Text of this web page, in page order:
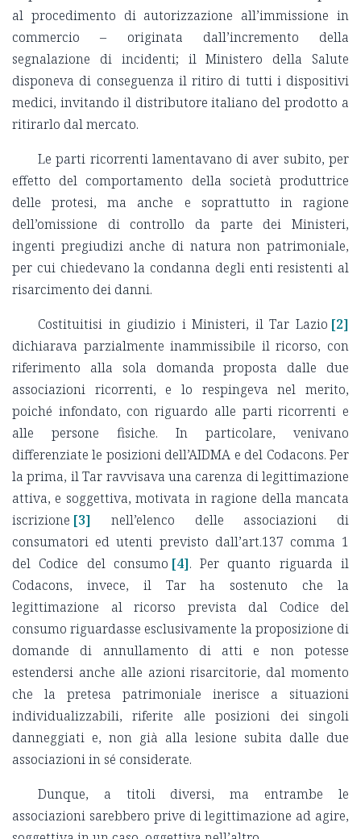
al procedimento di autorizzazione all’immissione in
commercio – originata dall’incremento della
segnalazione di incidenti; il Ministero della Salute
disponeva di conseguenza il ritiro di tutti i dispositivi
medici, invitando il distributore italiano del prodotto a
ritirarlo dal mercato.
Le parti ricorrenti lamentavano di aver subito, per
effetto del comportamento della società produttrice
delle protesi, ma anche e soprattutto in ragione
dell’omissione di controllo da parte dei Ministeri,
ingenti pregiudizi anche di natura non patrimoniale,
per cui chiedevano la condanna degli enti resistenti al
risarcimento dei danni.
Costituitisi in giudizio i Ministeri, il Tar Lazio [2]
dichiarava parzialmente inammissibile il ricorso, con
riferimento alla sola domanda proposta dalle due
associazioni ricorrenti, e lo respingeva nel merito,
poiché infondato, con riguardo alle parti ricorrenti e
alle persone fisiche. In particolare, venivano
differenziate le posizioni dell’AIDMA e del Codacons. Per
la prima, il Tar ravvisava una carenza di legittimazione
attiva, e soggettiva, motivata in ragione della mancata
iscrizione [3] nell’elenco delle associazioni di
consumatori ed utenti previsto dall’art.137 comma 1
del Codice del consumo [4]. Per quanto riguarda il
Codacons, invece, il Tar ha sostenuto che la
legittimazione al ricorso prevista dal Codice del
consumo riguardasse esclusivamente la proposizione di
domande di annullamento di atti e non potesse
estendersi anche alle azioni risarcitorie, dal momento
che la pretesa patrimoniale inerisce a situazioni
individualizzabili, riferite alle posizioni dei singoli
danneggiati e, non già alla lesione subita dalle due
associazioni in sé considerate.
Dunque, a titoli diversi, ma entrambe le
associazioni sarebbero prive di legittimazione ad agire,